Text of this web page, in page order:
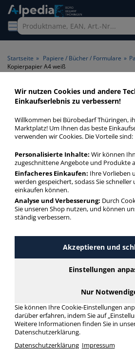
Startseite » Papiere / Bücher / Formulare »
Kopierpapier A4 weiß
Kopierpapier A4
Format A4 >
Kopierpapier weiß A4 in bester
Filter-Funktion.
Kopierpapier A4 weiß
mehr Infos zur Kategorie
Kopierpapier
A4
A4 - 80 g/m²
A4 - 500 Blatt
Wir nutzen Cookies und andere
Einkaufserlebnis zu verbessern!
Willkommen bei Bürobedarf Thüringen,
Marktplatz! Um Ihnen das beste
verwenden wir Cookies. Die Vorteile sind:
Personalisierte Inhalte: Wir können
zugeschnittene Angebote und Produkte
Einfacheres Einkaufen: Ihre Vorlieben
werden gespeichert, sodass Sie
einkaufen können.
Analyse und Verbesserung: Durch
Sie unseren Shop nutzen, und können
ständig verbessern.
Akzeptieren und
Einstellungen
Nur
Sie können Ihre Cookie-Einstellungen
darüber erfahren, indem Sie auf
Weitere Informationen finden Sie in
Datenschutzerklärung.
Datenschutzerklärung Impressum